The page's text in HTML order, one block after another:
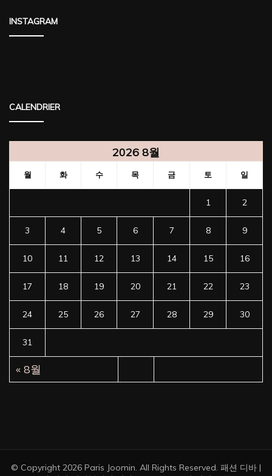
INSTAGRAM
CALENDRIER
2026 8월
월 화 수 목 금 토 일
1 2
3 4 5 6 7 8 9
10 11 12 13 14 15 16
17 18 19 20 21 22 23
24 25 26 27 28 29 30
31
« 8월
© Copyright 2026 Paris Joomin. All Rights Reserved. 패션 디바 |